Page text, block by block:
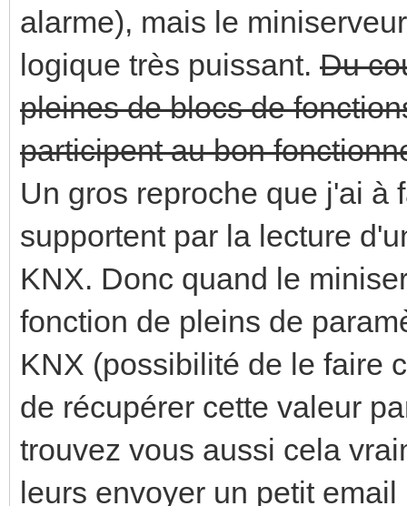
alarme), mais le
logique très puissant. Du
pleines de blocs de
participent au bon
Un gros reproche que j'ai à
supportent par la lecture
KNX. Donc quand le
fonction de pleins de
KNX (possibilité de le faire
de récupérer cette valeur
trouvez vous aussi cela
leurs envoyer un petit